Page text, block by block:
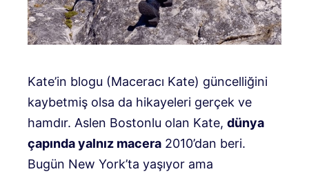
Kate’in blogu (Maceracı Kate) güncelliğini
kaybetmiş olsa da hikayeleri gerçek ve
hamdır. Aslen Bostonlu olan Kate, dünya
çapında yalnız macera 2010’dan beri.
Bugün New York’ta yaşıyor ama